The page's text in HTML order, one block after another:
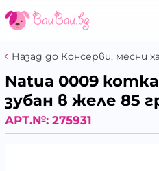
Назад до Консерви, месни
Natua 0009
зубан в желе 85
АРТ.№: 275931